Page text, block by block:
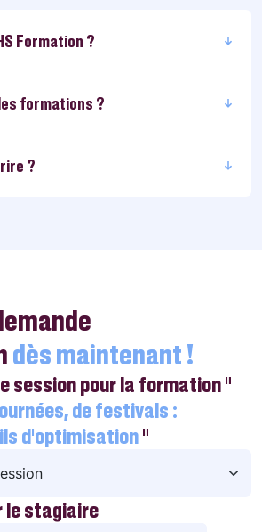
Formation ?
formations ?
?
dès maintenant !
session pour la formation "
de festivals :
d’optimisation"
le stagiaire